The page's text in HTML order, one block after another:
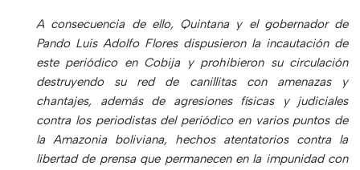
A consecuencia de ello, Quintana y el gobernador de
Pando Luis Adolfo Flores dispusieron la incautación de
este periódico en Cobija y prohibieron su circulación
destruyendo su red de canillitas con amenazas y
chantajes, además de agresiones físicas y judiciales
contra los periodistas del periódico en varios puntos de
la Amazonia boliviana, hechos atentatorios contra la
libertad de prensa que permanecen en la impunidad con